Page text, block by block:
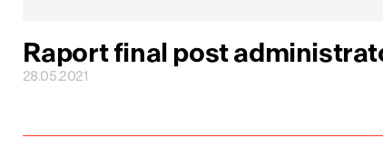
Raport final post
28.05.2021